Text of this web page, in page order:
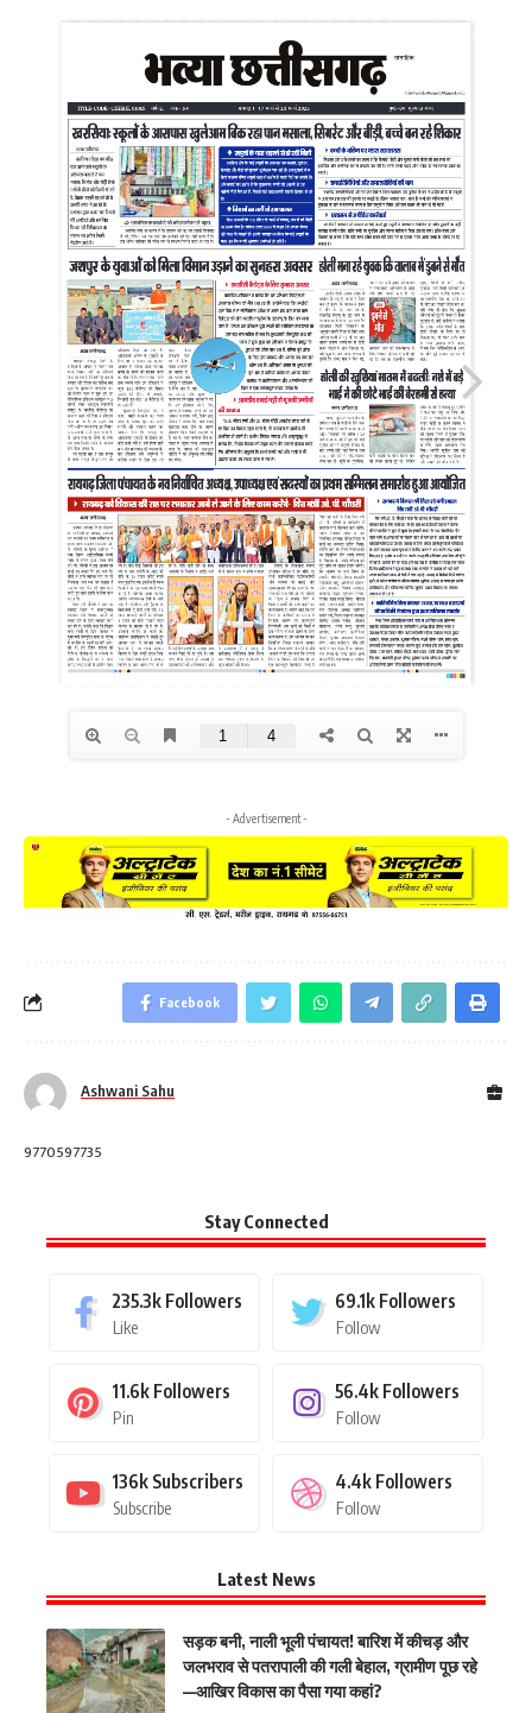
- Advertisement -
Facebook
Ashwani Sahu
9770597735
Stay Connected
235.3k Followers
Like
69.1k Followers
Follow
11.6k Followers
Pin
56.4k Followers
Follow
136k Subscribers
Subscribe
4.4k Followers
Follow
Latest News
सड़क बनी, नाली भूली पंचायत! बारिश में कीचड़ और
जलभराव से पतरापाली की गली बेहाल, ग्रामीण पूछ रहे
—आखिर विकास का पैसा गया कहां?